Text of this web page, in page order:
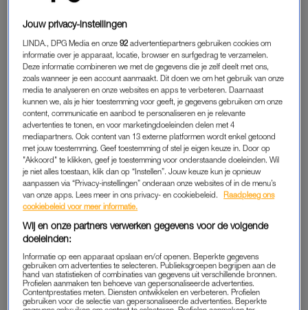
geven”, vertelt Shenin. “We spiegelen ons vaak aan wat we
zien in de media, en daarom is het zo belangrijk dat dit beeld
diverser wordt.” Shenin runt het tv- en film productiehuis
samen met haar partner Chafina Bendahman.
Na zeventien jaar in loondienst verliet ze twee jaar geleden zelf
een hoge positie bij Nike om fulltime te ondernemen. Naast
Maya Creatives runt ze Hustle & Heart Consultancy. “Ik liet een
zeer gestructureerde en veilige omgeving achter me, en dat
was behoorlijk spannend. In korte tijd leer je heel veel, en ik
merkte dat ik al vrij snel gezien werd als een rolmodel. Omdat
andere vrouwen zich in mij herkenden, kon ik hen inspireren.
InSelfmadewilden we daarom meer vrouwelijke ondernemers
hun verhaal laten doen.”
FINANCIEEL ONAFHANKELIJK
Jouw privacy-instellingen
LINDA., DPG Media en onze92 advertentiepartners gebruiken cookies om
informatie over je apparaat, locatie, browser en surfgedrag te verzamelen.
Deze informatie combineren we met de gegevens die je zelf deelt met ons,
zoals wanneer je een account aanmaakt. Dit doen we om het gebruik van onze
media te analyseren en onze websites en apps te verbeteren. Daarnaast
kunnen we, als je hier toestemming voor geeft, je gegevens gebruiken om onze
content, communicatie en aanbod te personaliseren en je relevante
advertenties te tonen, en voor marketingdoeleinden delen met 4
mediapartners. Ook content van 13 externe platformen wordt enkel getoond
met jouw toestemming. Geef toestemming of stel je eigen keuze in. Door op
"Akkoord" te klikken, geef je toestemming voor onderstaande doeleinden. Wil
je niet alles toestaan, klik dan op “Instellen”. Jouw keuze kun je opnieuw
aanpassen via “Privacy-instellingen” onderaan onze websites of in de menu’s
van onze apps. Lees meer in ons privacy- en cookiebeleid.
Raadpleeg ons
cookiebeleid voor meer informatie.
Wij en onze partners verwerken gegevens voor de volgende
doeleinden:
Informatie op een apparaat opslaan en/of openen. Beperkte gegevens
gebruiken om advertenties te selecteren. Publieksgroepen begrijpen aan de
hand van statistieken of combinaties van gegevens uit verschillende bronnen.
Profielen aanmaken ten behoeve van gepersonaliseerde advertenties.
Contentprestaties meten. Diensten ontwikkelen en verbeteren. Profielen
gebruiken voor de selectie van gepersonaliseerde advertenties. Beperkte